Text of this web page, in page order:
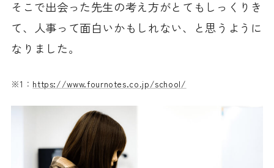
そこで出会った先生の考え方がとてもしっくりき
て、人事って面白いかもしれない、と思うように
なりました。
※1： https://www.fournotes.co.jp/school/